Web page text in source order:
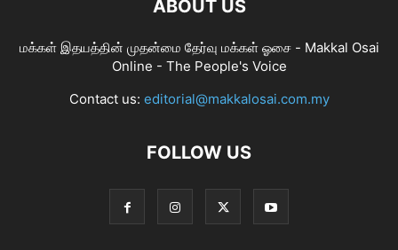
ABOUT US
மக்கள் இதயத்தின் முதன்மை தேர்வு மக்கள் ஓசை - Makkal Osai
Online - The People's Voice
Contact us: editorial@makkalosai.com.my
FOLLOW US